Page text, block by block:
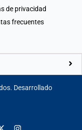
de privacidad
frecuentes
Desarrollado
Instagram